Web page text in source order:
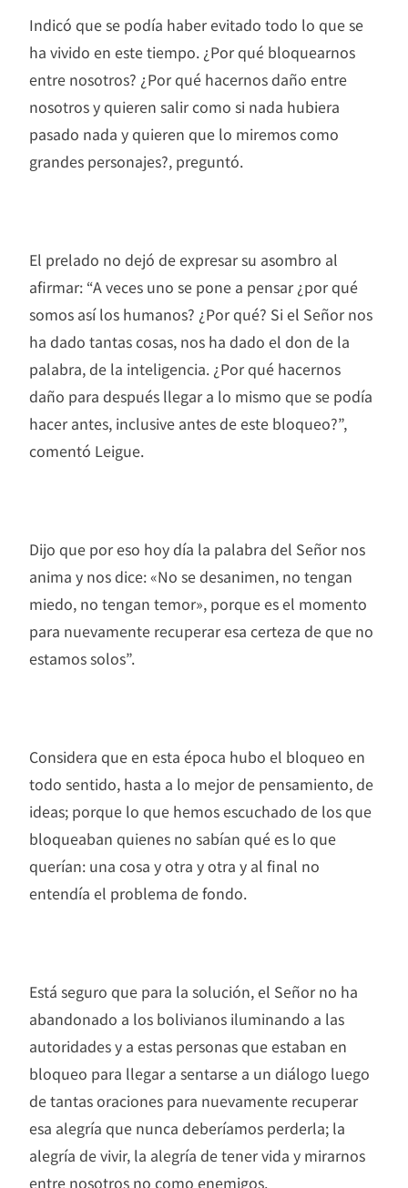
Indicó que se podía haber evitado todo lo que se
ha vivido en este tiempo. ¿Por qué bloquearnos
entre nosotros? ¿Por qué hacernos daño entre
nosotros y quieren salir como si nada hubiera
pasado nada y quieren que lo miremos como
grandes personajes?, preguntó.
El prelado no dejó de expresar su asombro al
afirmar: “A veces uno se pone a pensar ¿por qué
somos así los humanos? ¿Por qué? Si el Señor nos
ha dado tantas cosas, nos ha dado el don de la
palabra, de la inteligencia. ¿Por qué hacernos
daño para después llegar a lo mismo que se podía
hacer antes, inclusive antes de este bloqueo?”,
comentó Leigue.
Dijo que por eso hoy día la palabra del Señor nos
anima y nos dice: «No se desanimen, no tengan
miedo, no tengan temor», porque es el momento
para nuevamente recuperar esa certeza de que no
estamos solos”.
Considera que en esta época hubo el bloqueo en
todo sentido, hasta a lo mejor de pensamiento, de
ideas; porque lo que hemos escuchado de los que
bloqueaban quienes no sabían qué es lo que
querían: una cosa y otra y otra y al final no
entendía el problema de fondo.
Está seguro que para la solución, el Señor no ha
abandonado a los bolivianos iluminando a las
autoridades y a estas personas que estaban en
bloqueo para llegar a sentarse a un diálogo luego
de tantas oraciones para nuevamente recuperar
esa alegría que nunca deberíamos perderla; la
alegría de vivir, la alegría de tener vida y mirarnos
entre nosotros no como enemigos.